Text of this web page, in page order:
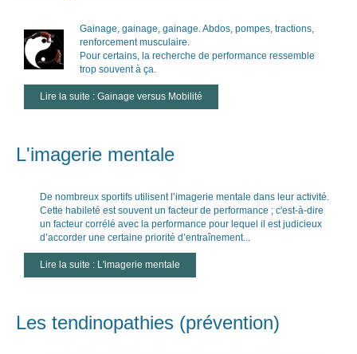
Gainage, gainage, gainage. Abdos, pompes, tractions,
renforcement musculaire.
Pour certains, la recherche de performance ressemble
trop souvent à ça.
Lire la suite : Gainage versus Mobilité
L'imagerie mentale
De nombreux sportifs utilisent l’imagerie mentale dans leur activité.
Cette habileté est souvent un facteur de performance ; c'est-à-dire
un facteur corrélé avec la performance pour lequel il est judicieux
d’accorder une certaine priorité d’entraînement...
Lire la suite : L'imagerie mentale
Les tendinopathies (prévention)